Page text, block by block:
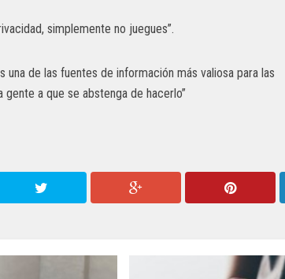
simplemente no juegues”.
de las fuentes de información más valiosa para las
a que se abstenga de hacerlo”